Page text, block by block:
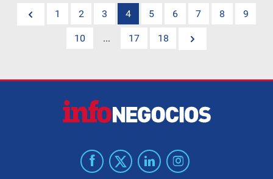
1 2 3 4 5 6 7 8 9
10 ... 17 18